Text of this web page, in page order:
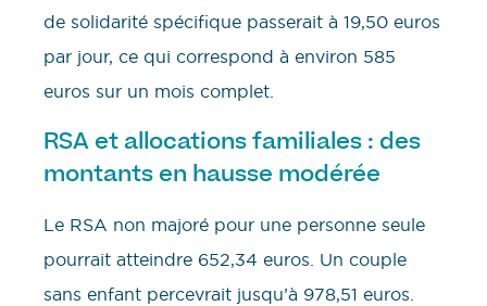
de solidarité spécifique passerait à 19,50 euros
par jour, ce qui correspond à environ 585
euros sur un mois complet.
RSA et allocations familiales : des
montants en hausse modérée
Le RSA non majoré pour une personne seule
pourrait atteindre 652,34 euros. Un couple
sans enfant percevrait jusqu’à 978,51 euros.